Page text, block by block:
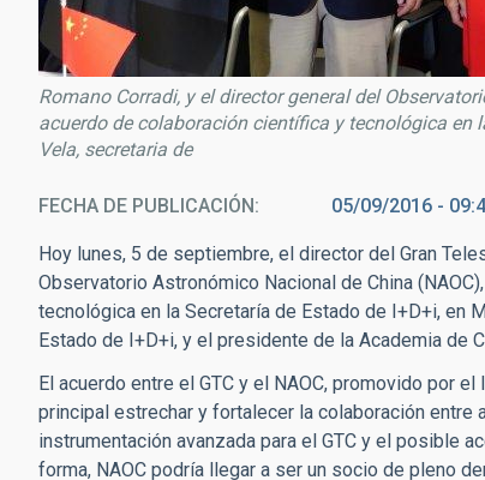
Romano Corradi, y el director general del
acuerdo de colaboración científica y tecnológica en
Vela, secretaria de
FECHA DE PUBLICACIÓN 05/09/2016 -
Hoy lunes, 5 de septiembre, el director del Gran
Observatorio Astronómico Nacional de China (NAOC),
tecnológica en la Secretaría de Estado de I+D+i, en
Estado de I+D+i, y el presidente de la Academia de
El acuerdo entre el GTC y el NAOC, promovido por
principal estrechar y fortalecer la colaboración entre
instrumentación avanzada para el GTC y el posible
forma, NAOC podría llegar a ser un socio de pleno